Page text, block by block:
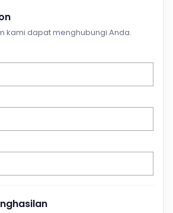
kami dapat menghubungi Anda.